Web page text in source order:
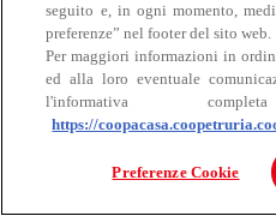
Bovino
seguito e, in ogni momento,
preferenze” nel footer del sito web.
Per maggiori informazioni in
ed alla loro eventuale
l'informativa
https://
Preferenze Cookie